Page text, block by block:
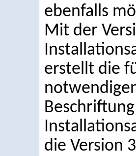
ebenfalls
Mit der
erstellt die
die Version